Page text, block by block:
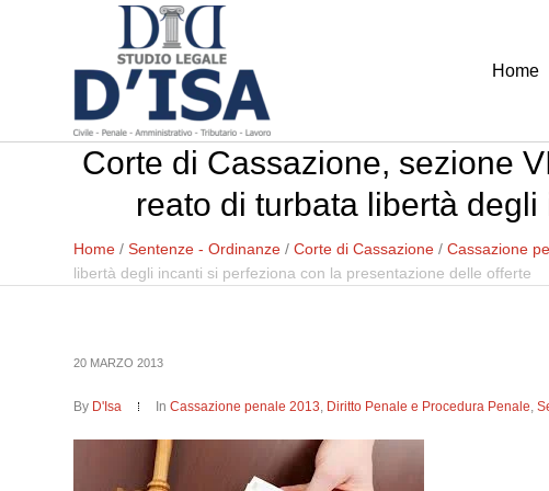
Home
Corte di Cassazione, sezione
reato di turbata libertà
Home /Sentenze - Ordinanze /Corte di Cassazione /Cassazione
libertà degli incanti si perfeziona con la presentazione delle offerte
20 MARZO 2013
By D'Isa InCassazione penale 2013, Diritto Penale e Procedura Penale,